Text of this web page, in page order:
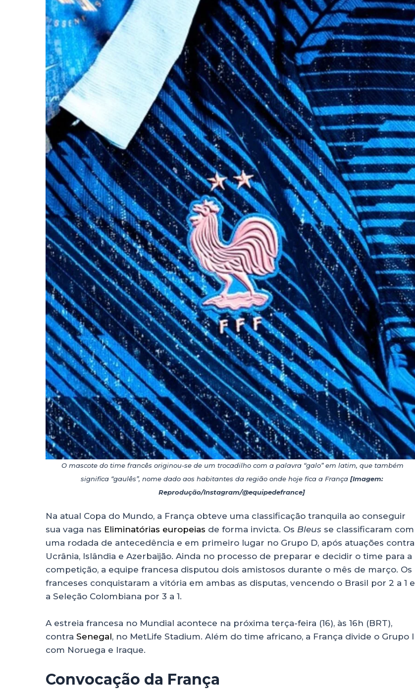
O mascote do time francês originou-se de um trocadilho com a palavra “galo” em latim, que também
significa “gaulês”, nome dado aos habitantes da região onde hoje fica a França[Imagem:
Reprodução/Instagram/@equipedefrance]
Na atual Copa do Mundo, a França obteve uma classificação tranquila ao conseguir
sua vaga nas Eliminatórias europeias de forma invicta. Os Bleus se classificaram com
uma rodada de antecedência e em primeiro lugar no Grupo D, após atuações contra
Ucrânia, Islândia e Azerbaijão. Ainda no processo de preparar e decidir o time para a
competição, a equipe francesa disputou dois amistosos durante o mês de março. Os
franceses conquistaram a vitória em ambas as disputas, vencendo o Brasil por 2 a 1 e
a Seleção Colombiana por 3 a 1.
A estreia francesa no Mundial acontece na próxima terça-feira (16), às 16h (BRT),
contra Senegal, no MetLife Stadium. Além do time africano, a França divide o Grupo I
com Noruega e Iraque.
Convocação da França